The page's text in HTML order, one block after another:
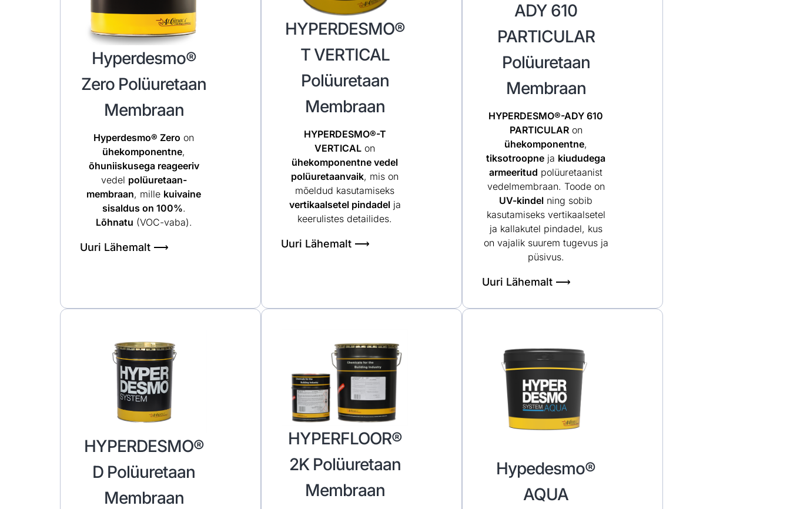
Hyperdesmo®
Zero Polüuretaan
Membraan
Hyperdesmo® Zero on
ühekomponentne,
õhuniiskusega reageeriv
vedel polüuretaan-
membraan, mille kuivaine
sisaldus on 100%.
Lõhnatu (VOC-vaba).
Uuri Lähemalt ⟶
HYPERDESMO®
T VERTICAL
Polüuretaan
Membraan
HYPERDESMO®-T
VERTICAL on
ühekomponentne vedel
polüuretaanvaik, mis on
mõeldud kasutamiseks
vertikaalsetel pindadelja
keerulistes detailides.
Uuri Lähemalt ⟶
ADY 610
PARTICULAR
Polüuretaan
Membraan
HYPERDESMO®-ADY 610
PARTICULARon
ühekomponentne,
tiksotroopne ja kiududega
armeeritud polüuretaanist
vedelmembraan. Toode on
UV-kindel ning sobib
kasutamiseks vertikaalsetel
ja kallakutel pindadel, kus
on vajalik suurem tugevus ja
püsivus.
Uuri Lähemalt ⟶
HYPERDESMO®
D Polüuretaan
Membraan
HYPERFLOOR®
2K Polüuretaan
Membraan
Hypedesmo®
AQUA